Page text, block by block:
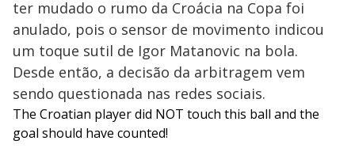
ter mudado o rumo da Croácia na Copa foi
anulado, pois o sensor de movimento indicou
um toque sutil de Igor Matanovic na bola.
Desde então, a decisão da arbitragem vem
sendo questionada nas redes sociais.
The Croatian player did NOT touch this ball and the
goal should have counted!